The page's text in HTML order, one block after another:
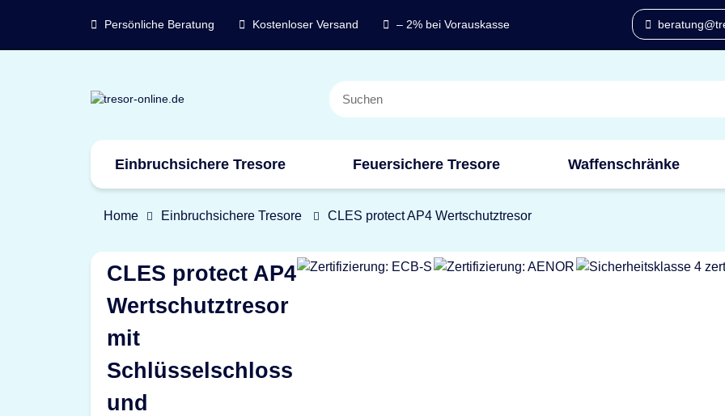
Persönliche Beratung Kostenloser Versand – 2% bei Vorauskasse
Einbruchsichere Tresore Feuersichere Tresore Waffenschränke
Marken
Home Einbruchsichere Tresore CLES protect AP4 Wertschutztresor
CLES protect AP4
Wertschutztresor
mit
Schlüsselschloss
und